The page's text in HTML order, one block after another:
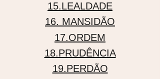
15.LEALDADE
16. MANSIDÃO
17.ORDEM
18.PRUDÊNCIA
19.PERDÃO